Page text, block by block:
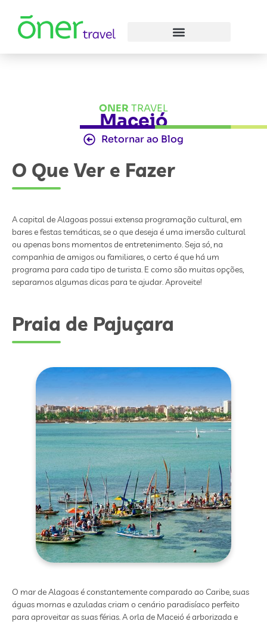
ONER TRAVEL
Maceió
Retornar ao Blog
O Que Ver e Fazer
A capital de Alagoas possui extensa programação cultural, em
bares e festas temáticas, se o que deseja é uma imersão cultural
ou apenas bons momentos de entretenimento. Seja só, na
companhia de amigos ou familiares, o certo é que há um
programa para cada tipo de turista. E como são muitas opções,
separamos algumas dicas para te ajudar. Aproveite!
Praia de Pajuçara
O mar de Alagoas é constantemente comparado ao Caribe, suas
águas mornas e azuladas criam o cenário paradisíaco perfeito
para aproveitar as suas férias. A orla de Maceió é arborizada e